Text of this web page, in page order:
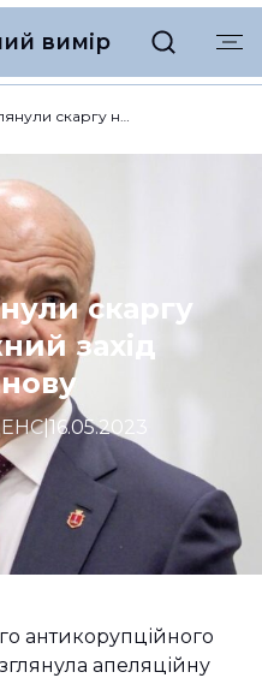
вимір
Судді розглянули скаргу на запобіжний захід Труханову
скаргу
захід
|16.05.2023
антикорупційного
апеляційну